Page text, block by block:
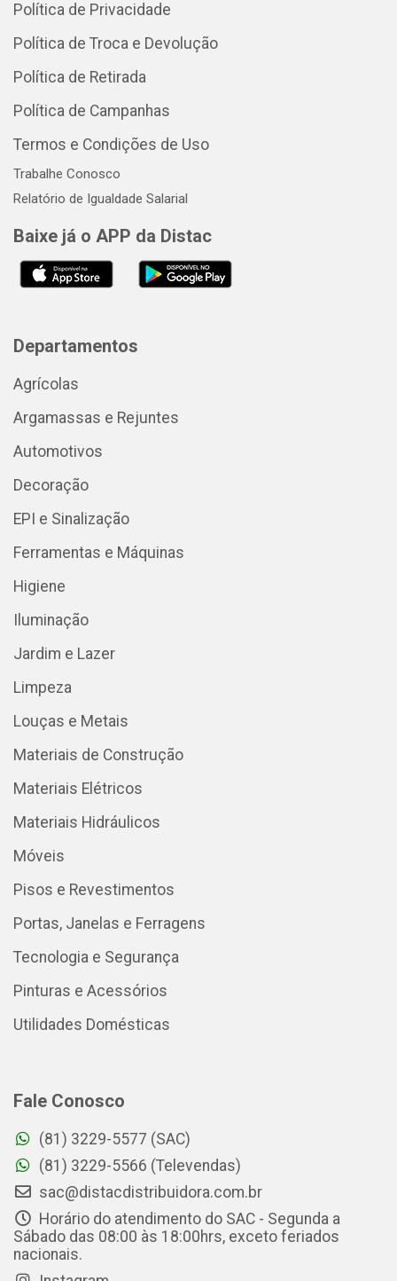
Política de Privacidade
Política de Troca e Devolução
Política de Retirada
Política de Campanhas
Termos e Condições de Uso
Trabalhe Conosco
Relatório de Igualdade Salarial
Baixe já o APP da Distac
Departamentos
Agrícolas
Argamassas e Rejuntes
Automotivos
Decoração
EPI e Sinalização
Ferramentas e Máquinas
Higiene
Iluminação
Jardim e Lazer
Limpeza
Louças e Metais
Materiais de Construção
Materiais Elétricos
Materiais Hidráulicos
Móveis
Pisos e Revestimentos
Portas, Janelas e Ferragens
Tecnologia e Segurança
Pinturas e Acessórios
Utilidades Domésticas
Fale Conosco
(81) 3229-5577 (SAC)
(81) 3229-5566 (Televendas)
sac@distacdistribuidora.com.br
Horário do atendimento do SAC - Segunda a
Sábado das 08:00 às 18:00hrs, exceto feriados
nacionais.